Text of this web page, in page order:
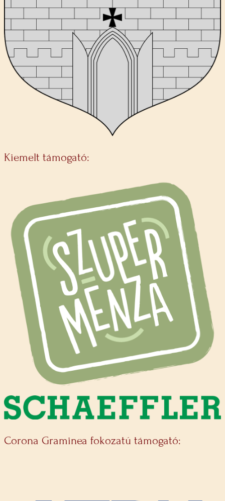
Kiemelt támogató:
Corona Graminea fokozatú támogató: